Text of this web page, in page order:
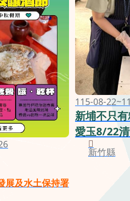
展及水土保持署
115-08-
新埔不只
愛玉8/22
新竹縣